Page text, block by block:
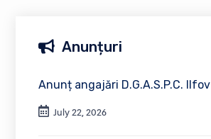
Anunțuri
Anunț angajări D.G.A.S.P.C. Ilfov
July 22, 2026